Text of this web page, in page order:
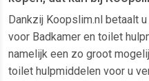
Dankzij Koopslim.nl betaalt
voor Badkamer en toilet
namelijk een zo groot
toilet hulpmiddelen voor u